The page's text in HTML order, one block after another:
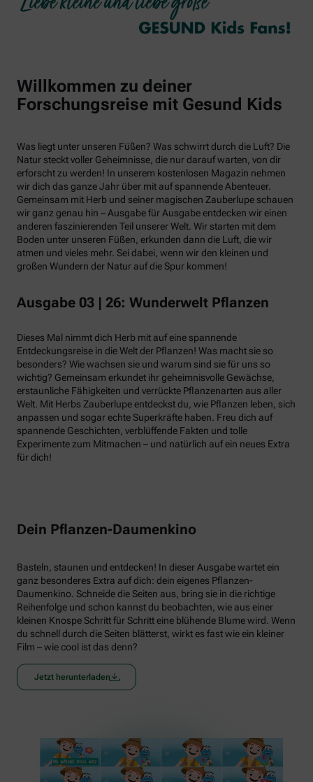
Willkommen zu deiner
Forschungsreise mit Gesund Kids
Was liegt unter unseren Füßen? Was schwirrt durch die Luft? Die
Natur steckt voller Geheimnisse, die nur darauf warten, von dir
erforscht zu werden! In unserem kostenlosen Magazin nehmen
wir dich das ganze Jahr über mit auf spannende Abenteuer.
Gemeinsam mit Herb und seiner magischen Zauberlupe schauen
wir ganz genau hin – Ausgabe für Ausgabe entdecken wir einen
anderen faszinierenden Teil unserer Welt. Wir starten mit dem
Boden unter unseren Füßen, erkunden dann die Luft, die wir
atmen und vieles mehr. Sei dabei, wenn wir den kleinen und
großen Wundern der Natur auf die Spur kommen!
Ausgabe 03 | 26: Wunderwelt Pflanzen
Dieses Mal nimmt dich Herb mit auf eine spannende
Entdeckungsreise in die Welt der Pflanzen! Was macht sie so
besonders? Wie wachsen sie und warum sind sie für uns so
wichtig? Gemeinsam erkundet ihr geheimnisvolle Gewächse,
erstaunliche Fähigkeiten und verrückte Pflanzenarten aus aller
Welt. Mit Herbs Zauberlupe entdeckst du, wie Pflanzen leben, sich
anpassen und sogar echte Superkräfte haben. Freu dich auf
spannende Geschichten, verblüffende Fakten und tolle
Experimente zum Mitmachen – und natürlich auf ein neues Extra
für dich!
Dein Pflanzen-Daumenkino
Basteln, staunen und entdecken! In dieser Ausgabe wartet ein
ganz besonderes Extra auf dich: dein eigenes Pflanzen-
Daumenkino. Schneide die Seiten aus, bring sie in die richtige
Reihenfolge und schon kannst du beobachten, wie aus einer
kleinen Knospe Schritt für Schritt eine blühende Blume wird. Wenn
du schnell durch die Seiten blätterst, wirkt es fast wie ein kleiner
Film – wie cool ist das denn?
Jetzt herunterladen